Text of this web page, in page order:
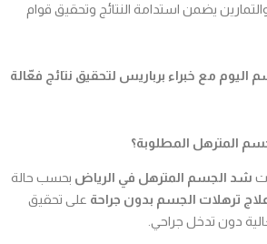
والتمارين يضمن استدامة النتائج وتحقيق قوام
مع خبراء برباريس لتحقيق نتائج فعّالة
المترهل المطلوبة؟
شد الجسم المترهل في الرياض بحسب حالة
ترهلات الجسم بدون جراحة على تحقيق
دون تدخل جراحي.